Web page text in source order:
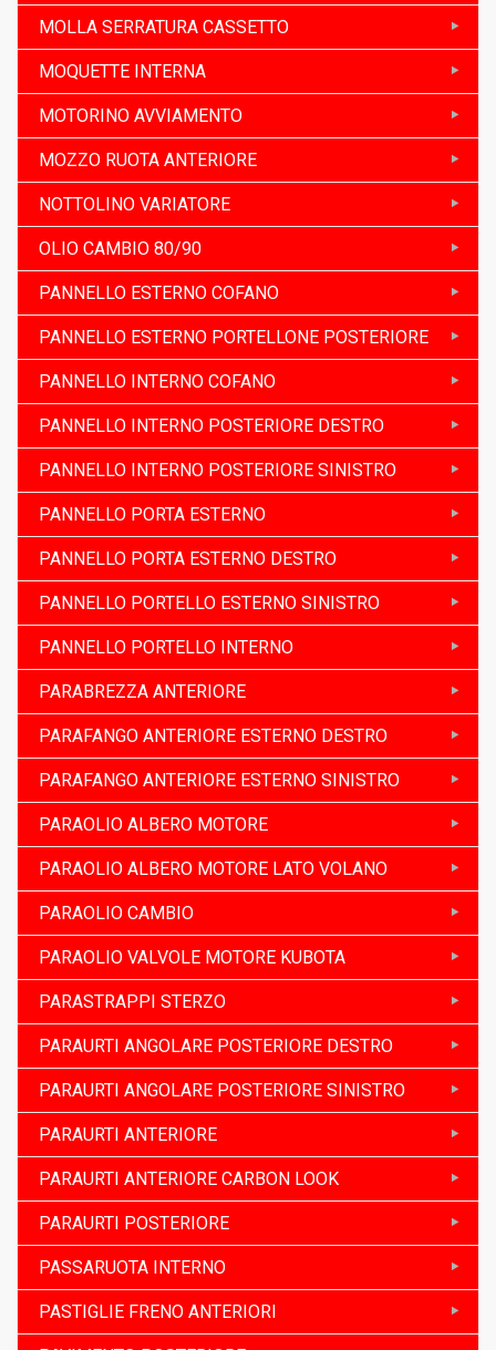
MOLLA SERRATURA CASSETTO
MOQUETTE INTERNA
MOTORINO AVVIAMENTO
MOZZO RUOTA ANTERIORE
NOTTOLINO VARIATORE
OLIO CAMBIO 80/90
PANNELLO ESTERNO COFANO
PANNELLO ESTERNO PORTELLONE POSTERIORE
PANNELLO INTERNO COFANO
PANNELLO INTERNO POSTERIORE DESTRO
PANNELLO INTERNO POSTERIORE SINISTRO
PANNELLO PORTA ESTERNO
PANNELLO PORTA ESTERNO DESTRO
PANNELLO PORTELLO ESTERNO SINISTRO
PANNELLO PORTELLO INTERNO
PARABREZZA ANTERIORE
PARAFANGO ANTERIORE ESTERNO DESTRO
PARAFANGO ANTERIORE ESTERNO SINISTRO
PARAOLIO ALBERO MOTORE
PARAOLIO ALBERO MOTORE LATO VOLANO
PARAOLIO CAMBIO
PARAOLIO VALVOLE MOTORE KUBOTA
PARASTRAPPI STERZO
PARAURTI ANGOLARE POSTERIORE DESTRO
PARAURTI ANGOLARE POSTERIORE SINISTRO
PARAURTI ANTERIORE
PARAURTI ANTERIORE CARBON LOOK
PARAURTI POSTERIORE
PASSARUOTA INTERNO
PASTIGLIE FRENO ANTERIORI